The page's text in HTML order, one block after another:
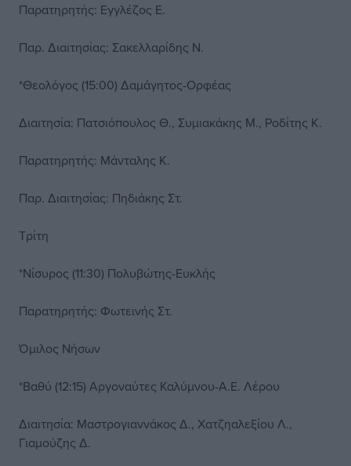
Παρατηρητής: Εγγλέζος Ε.
Παρ. Διαιτησίας: Σακελλαρίδης Ν.
*Θεολόγος (15:00) Δαμάγητος-Ορφέας
Διαιτησία: Πατσιόπουλος Θ., Συμιακάκης Μ., Ροδίτης Κ.
Παρατηρητής: Μάνταλης Κ.
Παρ. Διαιτησίας: Πηδιάκης Στ.
Τρίτη
*Νίσυρος (11:30) Πολυβώτης-Ευκλής
Παρατηρητής: Φωτεινής Στ.
Όμιλος Νήσων
*Βαθύ (12:15) Αργοναύτες Καλύμνου-Α.Ε. Λέρου
Διαιτησία: Μαστρογιαννάκος Δ., Χατζηαλεξίου Λ.,
Γιαμούζης Δ.